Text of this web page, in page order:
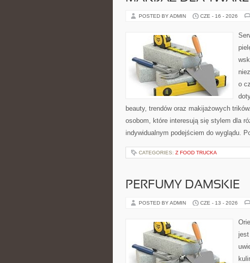
POSTED BY ADMIN CZE - 16 - 2026
o
beauty, trendów oraz makijażowych
osobom, które interesują się stylem dla
indywidualnym podejściem do wyglądu.
CATEGORIES: Z FOOD TRUCKA
PERFUMY DAMSKIE
POSTED BY ADMIN CZE - 13 - 2026